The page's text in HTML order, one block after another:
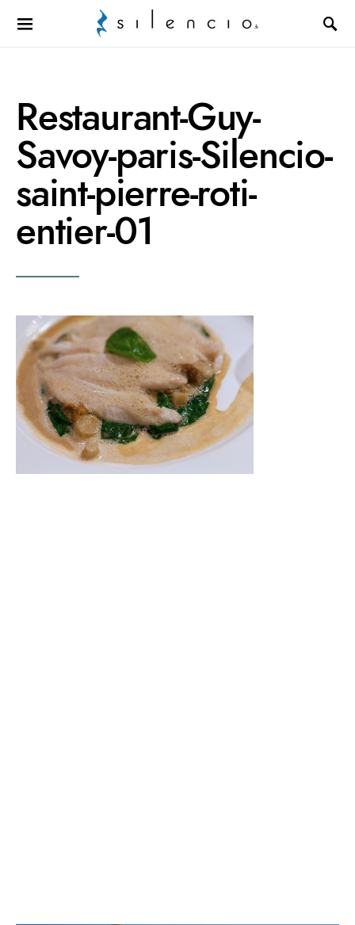
Search for:
Restaurant-Guy-
Savoy-paris-Silencio-
saint-pierre-roti-
entier-01